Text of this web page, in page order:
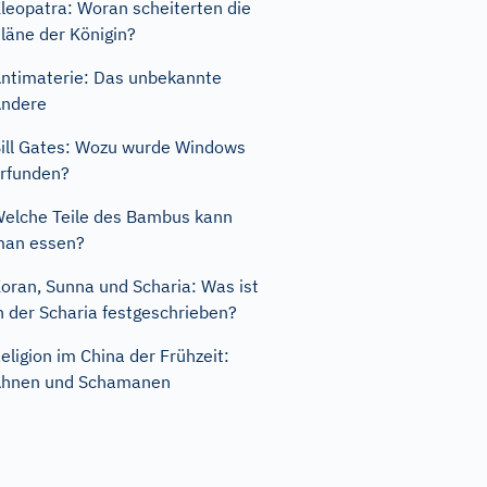
Woran scheiterten die
der Königin?
Das unbekannte
Gates: Wozu wurde Windows
Teile des Bambus kann
essen?
Sunna und Scharia: Was ist
der Scharia festgeschrieben?
im China der Frühzeit:
und Schamanen